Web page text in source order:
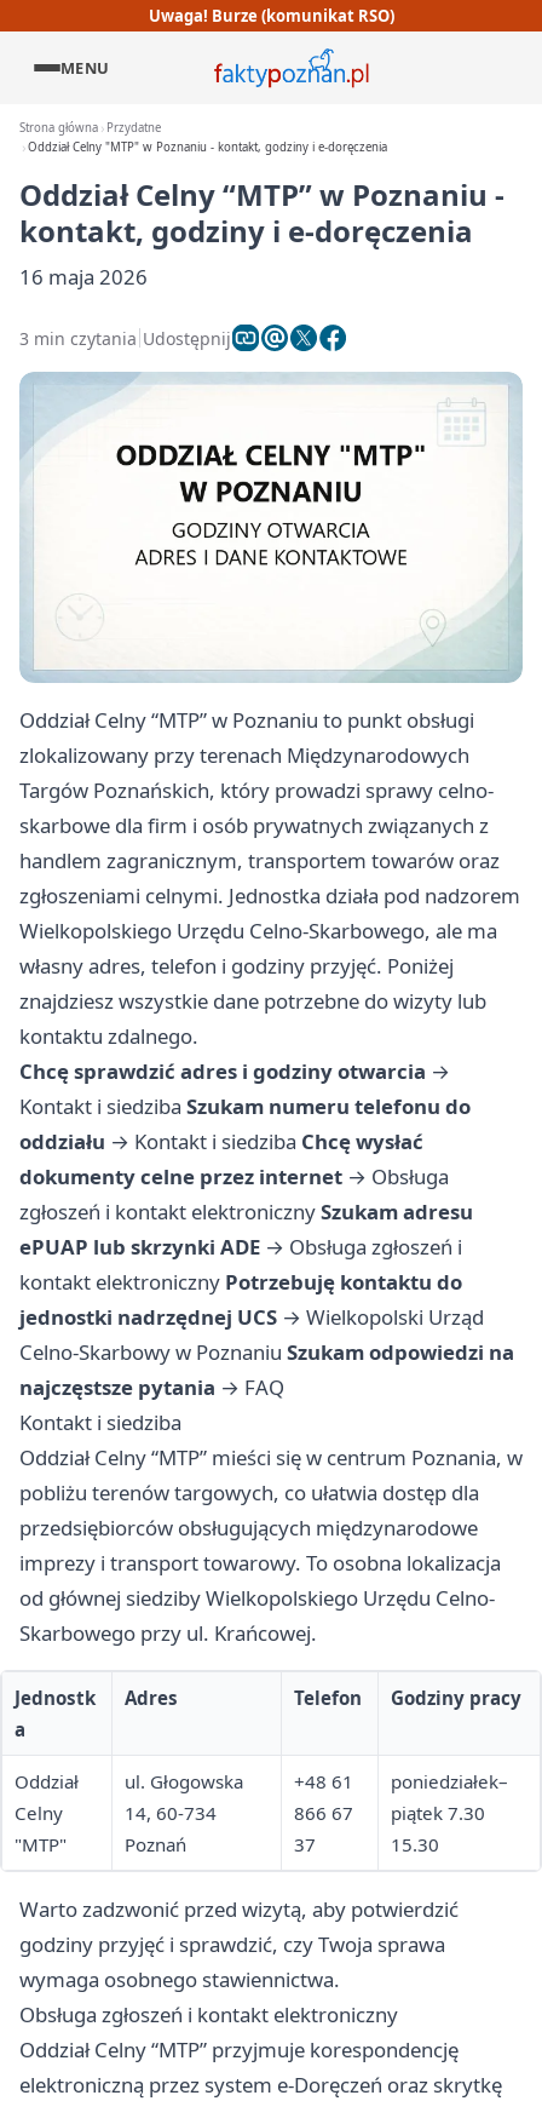
Uwaga! Burze (komunikat RSO)
MENU
Strona główna
Przydatne
Oddział Celny "MTP" w Poznaniu - kontakt, godziny i e-doręczenia
Oddział Celny “MTP” w Poznaniu -
kontakt, godziny i e-doręczenia
16 maja 2026
3 min czytania Udostępnij
Oddział Celny “MTP” w Poznaniu to punkt obsługi
zlokalizowany przy terenach Międzynarodowych
Targów Poznańskich, który prowadzi sprawy celno-
skarbowe dla firm i osób prywatnych związanych z
handlem zagranicznym, transportem towarów oraz
zgłoszeniami celnymi. Jednostka działa pod nadzorem
Wielkopolskiego Urzędu Celno-Skarbowego, ale ma
własny adres, telefon i godziny przyjęć. Poniżej
znajdziesz wszystkie dane potrzebne do wizyty lub
kontaktu zdalnego.
Chcę sprawdzić adres i godziny otwarcia →
Kontakt i siedziba Szukam numeru telefonu do
oddziału → Kontakt i siedziba Chcę wysłać
dokumenty celne przez internet → Obsługa
zgłoszeń i kontakt elektronicznySzukam adresu
ePUAP lub skrzynki ADE → Obsługa zgłoszeń i
kontakt elektroniczny Potrzebuję kontaktu do
jednostki nadrzędnej UCS → Wielkopolski Urząd
Celno-Skarbowy w Poznaniu Szukam odpowiedzi na
najczęstsze pytania → FAQ
Kontakt i siedziba
Oddział Celny “MTP” mieści się w centrum Poznania, w
pobliżu terenów targowych, co ułatwia dostęp dla
przedsiębiorców obsługujących międzynarodowe
imprezy i transport towarowy. To osobna lokalizacja
od głównej siedziby Wielkopolskiego Urzędu Celno-
Skarbowego przy ul. Krańcowej.
Jednostk
a
Adres Telefon Godziny pracy
Oddział
Celny
"MTP"
ul. Głogowska
14, 60-734
Poznań
+48 61
866 67
37
poniedziałek–
piątek 7.30
15.30
Warto zadzwonić przed wizytą, aby potwierdzić
godziny przyjęć i sprawdzić, czy Twoja sprawa
wymaga osobnego stawiennictwa.
Obsługa zgłoszeń i kontakt elektroniczny
Oddział Celny “MTP” przyjmuje korespondencję
elektroniczną przez system e-Doręczeń oraz skrytkę